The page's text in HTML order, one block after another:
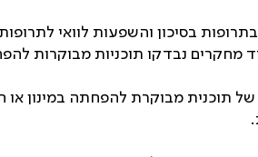
בתרופות בסיכון והשפעות לוואי
נבדקו תוכניות מבוקרות
תוכנית מבוקרת להפחתה במינון